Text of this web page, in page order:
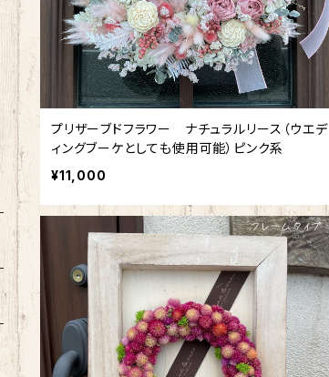
プリザーブドフラワー ナチュラルリース（ウエデ
ィングブーケとしても使用可能）ピンク系
¥11,000